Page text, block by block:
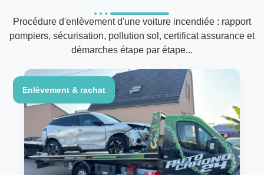
Procédure d'enlèvement d'une voiture incendiée : rapport
pompiers, sécurisation, pollution sol, certificat assurance et
démarches étape par étape...
Enlèvement & rachat